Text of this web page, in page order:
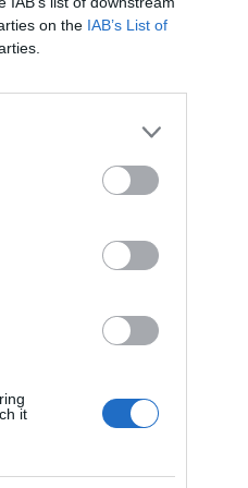
on the IAB’s List of
it
részvényeit jellemzi a mai
cikkünk2008.01.03 08:3310%
0.8%-os mínuszban...
előfizetéses